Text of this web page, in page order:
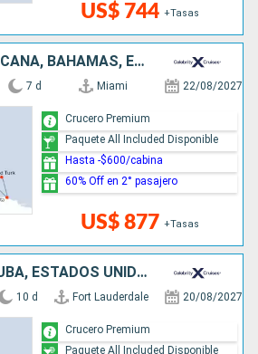
US$ 744 +Tasas
REPÚBLICA DOMINICANA, BAHAMAS, ESTADOS UNIDOS
7 d Miami 22/08/2027
US$ 877 +Tasas
Crucero Premium
Paquete All Included Disponible
Hasta -$600/cabina
60% Off en 2° pasajero
ISLAS CAIMÁN, ARUBA, ESTADOS UNIDOS
10 d Fort Lauderdale 20/08/2027
Crucero Premium
Paquete All Included Disponible